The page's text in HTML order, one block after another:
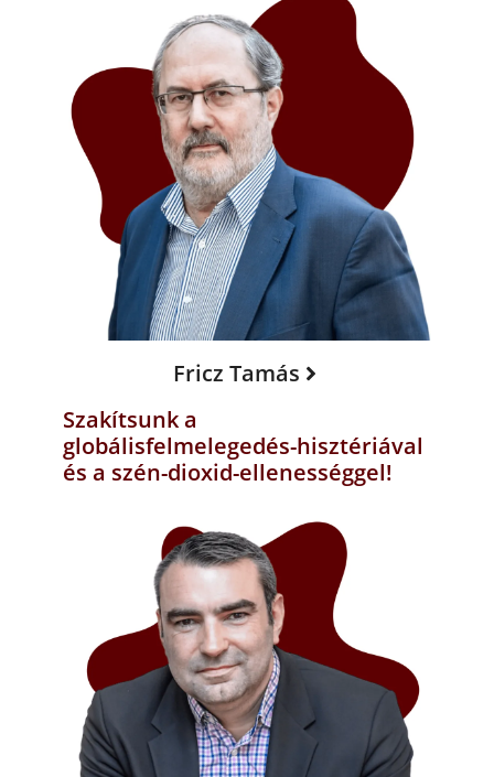
Fricz Tamás
Szakítsunk a
globálisfelmelegedés-hisztériával
és a szén-dioxid-ellenességgel!